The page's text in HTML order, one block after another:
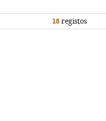
18registos